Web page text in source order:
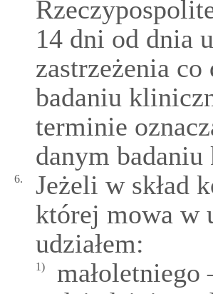
14 dni od dnia
zastrzeżenia
badaniu
terminie
danym
6.
Jeżeli w skład
której mowa w
udziałem:
1)